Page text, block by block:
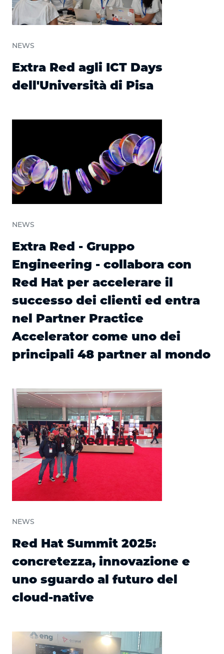
NEWS
Extra Red agli ICT Days
dell'Università di Pisa
NEWS
Extra Red - Gruppo
Engineering - collabora con
Red Hat per accelerare il
successo dei clienti ed entra
nel Partner Practice
Accelerator come uno dei
principali 48 partner al mondo
NEWS
Red Hat Summit 2025:
concretezza, innovazione e
uno sguardo al futuro del
cloud-native